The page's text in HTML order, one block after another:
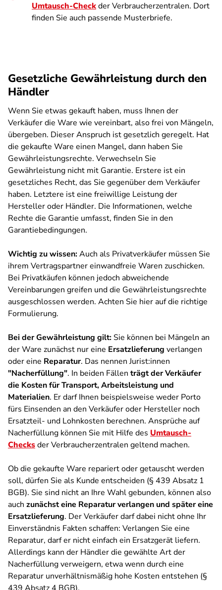
Umtausch-Checkder Verbraucherzentralen. Dort
finden Sie auch passende Musterbriefe.
Gesetzliche Gewährleistung durch den
Händler
Wenn Sie etwas gekauft haben, muss Ihnen der
Verkäufer die Ware wie vereinbart, also frei von Mängeln,
übergeben. Dieser Anspruch ist gesetzlich geregelt. Hat
die gekaufte Ware einen Mangel, dann haben Sie
Gewährleistungsrechte. Verwechseln Sie
Gewährleistung nicht mit Garantie. Erstere ist ein
gesetzliches Recht, das Sie gegenüber dem Verkäufer
haben. Letztere ist eine freiwillige Leistung der
Hersteller oder Händler. Die Informationen, welche
Rechte die Garantie umfasst, finden Sie in den
Garantiebedingungen.
Wichtig zu wissen:Auch als Privatverkäufer müssen Sie
ihrem Vertragspartner einwandfreie Waren zuschicken.
Bei Privatkäufen können jedoch abweichende
Vereinbarungen greifen und die Gewährleistungsrechte
ausgeschlossen werden. Achten Sie hier auf die richtige
Formulierung.
Bei der Gewährleistung gilt: Sie können bei Mängeln an
der Ware zunächst nur eine Ersatzlieferung verlangen
oder eine Reparatur. Das nennen Jurist:innen
"Nacherfüllung". In beiden Fällen trägt der Verkäufer
die Kosten für Transport, Arbeitsleistung und
Materialien. Er darf Ihnen beispielsweise weder Porto
fürs Einsenden an den Verkäufer oder Hersteller noch
Ersatzteil- und Lohnkosten berechnen. Ansprüche auf
Nacherfüllung können Sie mit Hilfe des Umtausch-
Checksder Verbraucherzentralen geltend machen.
Ob die gekaufte Ware repariert oder getauscht werden
soll, dürfen Sie als Kunde entscheiden (§ 439 Absatz 1
BGB). Sie sind nicht an Ihre Wahl gebunden, können also
auch zunächst eine Reparatur verlangen und später eine
Ersatzlieferung. Der Verkäufer darf dabei nicht ohne Ihr
Einverständnis Fakten schaffen: Verlangen Sie eine
Reparatur, darf er nicht einfach ein Ersatzgerät liefern.
Allerdings kann der Händler die gewählte Art der
Nacherfüllung verweigern, etwa wenn durch eine
Reparatur unverhältnismäßig hohe Kosten entstehen (§